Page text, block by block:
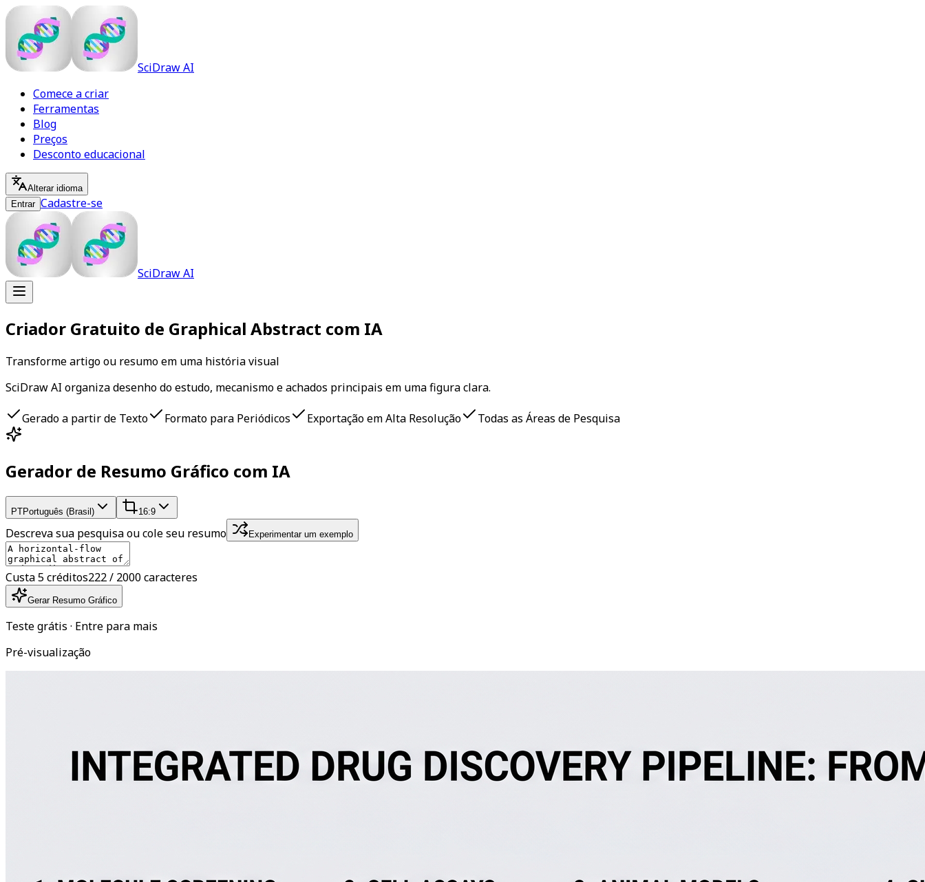
SciDraw AI
Comece a criar
Ferramentas
Blog
Preços
Desconto educacional
Alterar idioma
Entrar Cadastre-se
SciDraw AI
Criador Gratuito de Graphical Abstract com IA
Transforme artigo ou resumo em uma história visual
SciDraw AI organiza desenho do estudo, mecanismo e achados principais em uma figura clara.
Gerado a partir de Texto Formato para Periódicos Exportação em Alta Resolução Todas as Áreas de Pesquisa
Gerador de Resumo Gráfico com IA
PTPortuguês (Brasil) 16:9
Descreva sua pesquisa ou cole seu resumo Experimentar um exemplo
Custa 5 créditos222 / 2000 caracteres
Gerar Resumo Gráfico
Teste grátis · Entre para mais
Pré-visualização